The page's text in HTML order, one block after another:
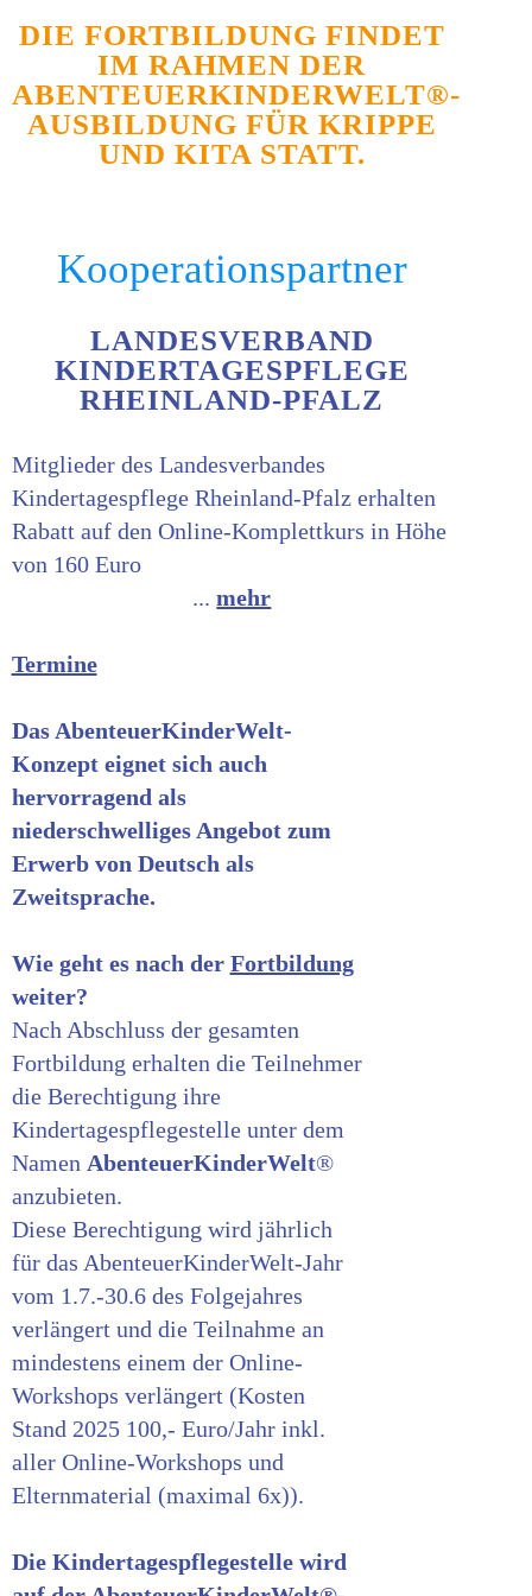
DIE FORTBILDUNG FINDET
IM RAHMEN DER
ABENTEUERKINDERWELT®-
AUSBILDUNG FÜR KRIPPE
UND KITA STATT.
Kooperationspartner
LANDESVERBAND
KINDERTAGESPFLEGE
RHEINLAND-PFALZ
Mitglieder des Landesverbandes
Kindertagespflege Rheinland-Pfalz erhalten
Rabatt auf den Online-Komplettkurs in Höhe
von 160 Euro
...mehr
Termine
Das AbenteuerKinderWelt-
Konzept eignet sich auch
hervorragend als
niederschwelliges Angebot zum
Erwerb von Deutsch als
Zweitsprache.
Wie geht es nach der Fortbildung
weiter?
Nach Abschluss der gesamten
Fortbildung erhalten die Teilnehmer
die Berechtigung ihre
Kindertagespflegestelle unter dem
Namen AbenteuerKinderWelt®
anzubieten.
Diese Berechtigung wird jährlich
für das AbenteuerKinderWelt-Jahr
vom 1.7.-30.6 des Folgejahres
verlängert und die Teilnahme an
mindestens einem der Online-
Workshops verlängert (Kosten
Stand 2025 100,- Euro/Jahr inkl.
aller Online-Workshops und
Elternmaterial (maximal 6x)).
Die Kindertagespflegestelle wird